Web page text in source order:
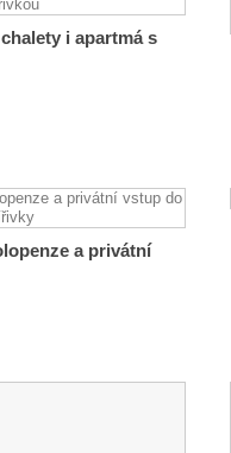
i apartmá s
a privátní